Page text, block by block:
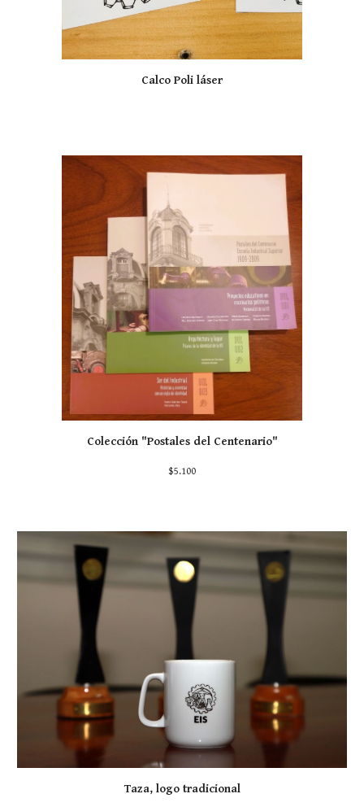
Calco Poli láser
Colección "Postales del Centenario"
$5.100
Taza, logo tradicional